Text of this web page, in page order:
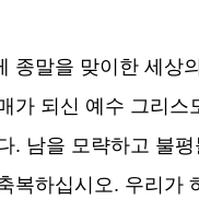
말을 맞이한 세상
가 되신 예수 그리스
. 남을 모략하고 불
복하십시오. 우리가